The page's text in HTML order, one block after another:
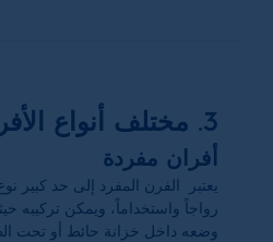
3. مختلف أنواع الأفران
أفران مفردة
يعتبر الفرن المفرد إلى حد كبير
رواجاً واستخداماً، ويمكن تركيبه
وضعه داخل خزانة حائط أو تحت